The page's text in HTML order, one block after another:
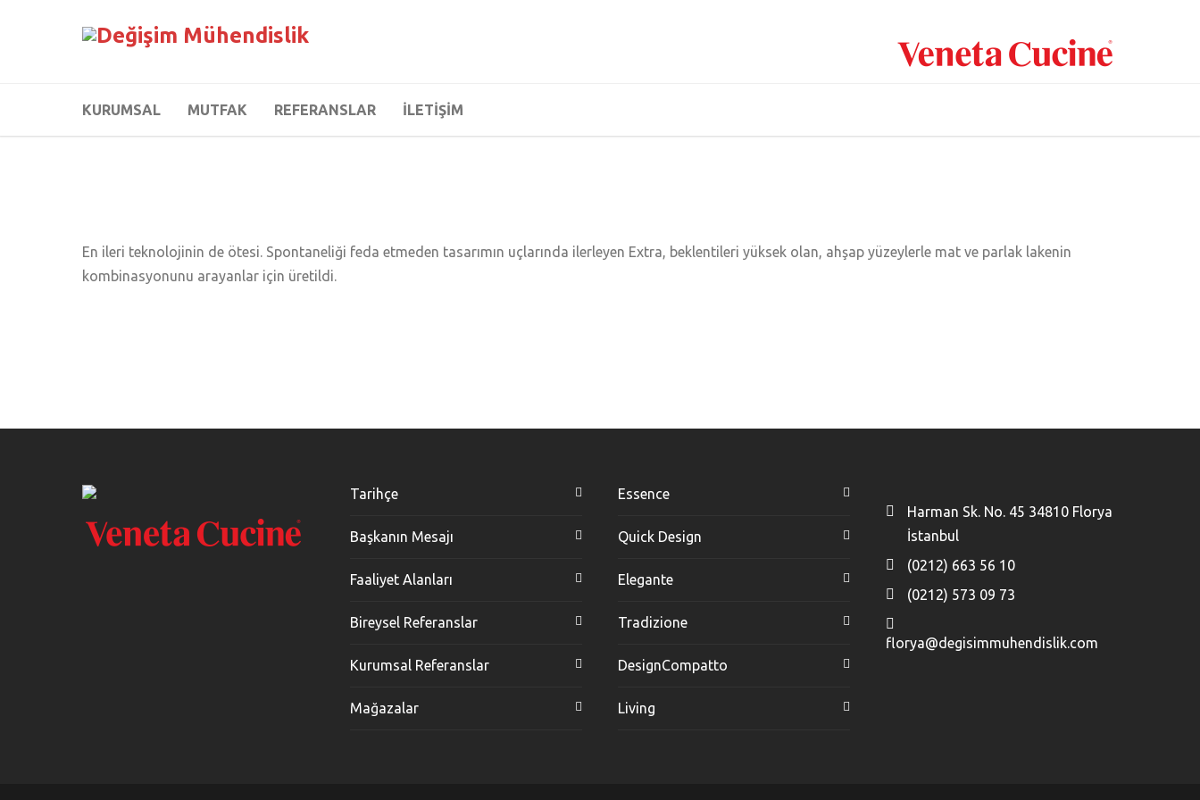
KURUMSAL MUTFAK REFERANSLAR İLETİŞİM
En ileri teknolojinin de ötesi. Spontaneliği feda etmeden tasarımın uçlarında ilerleyen Extra, beklentileri yüksek olan, ahşap yüzeylerle mat ve parlak lakenin
kombinasyonunu arayanlar için üretildi.
Tarihçe
Başkanın Mesajı
Faaliyet Alanları
Bireysel Referanslar
Kurumsal Referanslar
Mağazalar
Essence
Quick Design
Elegante
Tradizione
DesignCompatto
Living
Harman Sk. No. 45 34810 Florya
İstanbul
(0212) 663 56 10
(0212) 573 09 73
florya@degisimmuhendislik.com